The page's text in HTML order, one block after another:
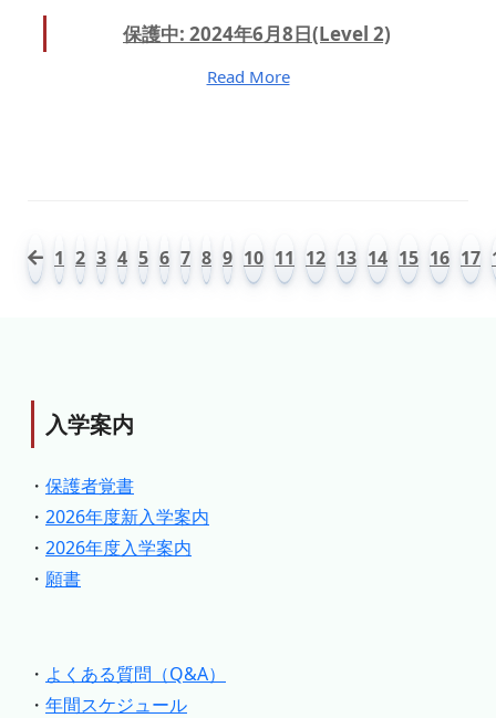
保護中: 2024年6月8日(Level 2)
Read More
1 2 3 4 5 6 7 8 9 10 11 12 13 14 15 16 17
入学案内
・ 保護者覚書
・ 2026年度新入学案内
・ 2026年度入学案内
・ 願書
・ よくある質問（Q&A）
・ 年間スケジュール